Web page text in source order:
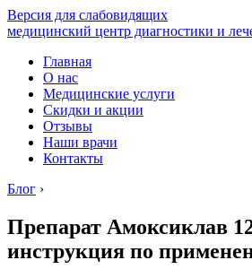
Версия для слабовидящих
медицинский центр диагностики и
Главная
О нас
Медицинские услуги
Скидки и акции
Отзывы
Наши врачи
Контакты
Блог ›
Препарат Амоксиклав
инструкция по